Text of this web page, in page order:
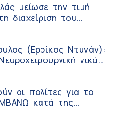
για την ομαλή
αλυσίδας
του
& Healthcare
πέντε καινοτόμα
στην Ελλάδα
μείωσε την τιμή
διαχείριση του
(Ερρίκος Ντυνάν):
νικά
οι πολίτες για το
κατά της